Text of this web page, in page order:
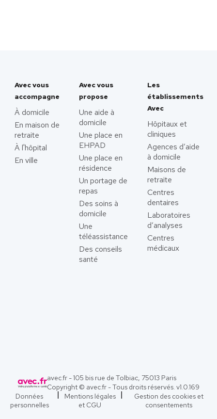
Avec vous
accompagne
À domicile
En maison de
retraite
À l'hôpital
En ville
Avec vous
propose
Une aide à
domicile
Une place en
EHPAD
Une place en
résidence
Un portage de
repas
Des soins à
domicile
Une
téléassistance
Des conseils
santé
Les
établissements
Avec
Hôpitaux et
cliniques
Agences d’aide
à domicile
Maisons de
retraite
Centres
dentaires
Laboratoires
d’analyses
Centres
médicaux
avec.fr - 105 bis rue de Tolbiac, 75013 Paris
Copyright © avec.fr - Tous droits réservés. v1.0.169
Données
personnelles
Mentions légales
et CGU
Gestion des cookies et
consentements